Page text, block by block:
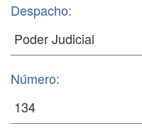
Despacho:
Número: